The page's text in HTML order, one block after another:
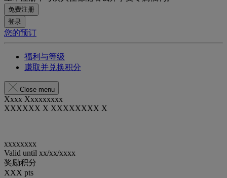
免费注册
登录
您的预订
福利与等级
赚取并兑换积分
Close menu
Xxxx Xxxxxxxxx
XXXXXX X XXXXXXXX X
xxxxxxxx
Valid until xx/xx/xxxx
奖励积分
XXX pts